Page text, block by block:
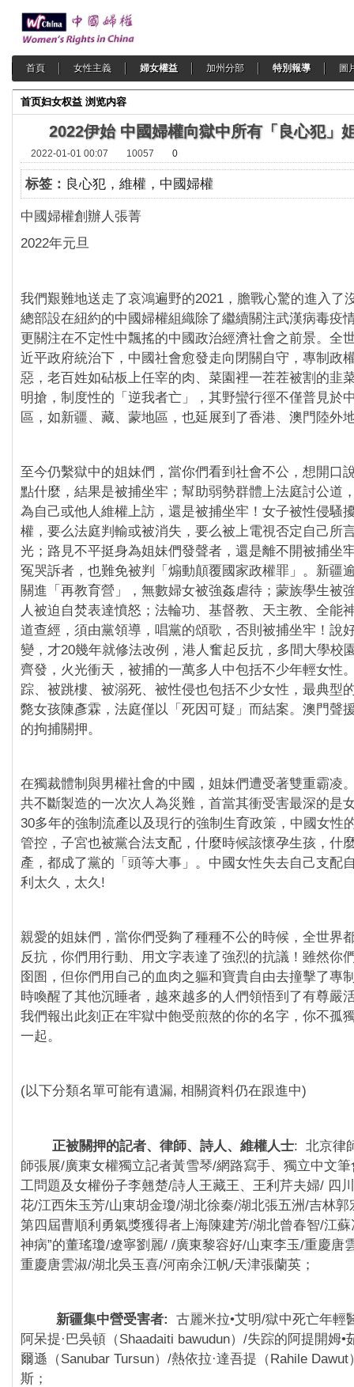
首頁 女性主義 婦女權益 加州分部 特別報導 圖
首页妇女权益 浏览内容
2022伊始 中國婦權向獄中所有「良心犯」
2022-01-01 00:07 10057 0
标签： 良心犯，維權，中國婦權
中國婦權創辦人張菁
2022年元旦
我們艱難地送走了哀鴻遍野的2021，膽戰心驚的進入了
總部設在紐約的中國婦權組織除了繼續關注武漢病毒疫
更關注在不定性中飄搖的中國政治經濟社會之前景。全
近平政府統治下，中國社會愈發走向閉關自守，專制政
惡，老百姓如砧板上任宰的肉、菜園裡一茬茬被割的韭
明搶，制度性的「逆我者亡」，其野蠻行徑不僅普見於
區，如新疆、藏、蒙地區，也延展到了香港、澳門陸外
至今仍繫獄中的姐妹們，當你們看到社會不公，想開口
點什麼，結果是被捕坐牢；幫助弱勢群體上法庭討公道
為自己或他人維權上訪，還是被捕坐牢！女子被性侵騷
權，要么法庭判輸或被消失，要么被上電視否定自己所
光；路見不平挺身為姐妹們發聲者，還是離不開被捕坐
冤哭訴者，也難免被判「煽動顛覆國家政權罪」。新疆
關進「再教育營」，無數婦女被強姦虐待；蒙族學生被
人被迫自焚表達憤怒；法輪功、基督教、天主教、全能
道查經，須由黨領導，唱黨的頌歌，否則被捕坐牢！說
變，才20幾年就修法改例，港人奮起反抗，多間大學校
齊發，火光衝天，被捕的一萬多人中包括不少年輕女性
踪、被跳樓、被溺死、被性侵也包括不少女性，最典型
斃女孩陳彥霖，法庭僅以「死因可疑」而結案。澳門聲
的拘捕關押。
在獨裁體制與男權社會的中國，姐妹們遭受著雙重霸凌
共不斷製造的一次次人為災難，首當其衝受害最深的是
30多年的強制流產以及現行的強制生育政策，中國女性
管控，子宮也被黨合法支配，什麼時候該懷孕生孩，什
產，都成了黨的「頭等大事」。中國女性失去自己支配
利太久，太久!
親愛的姐妹們，當你們受夠了種種不公的時候，全世界
反抗，你們用行動、用文字表達了強烈的抗議！雖然你
囹圄，但你們用自己的血肉之軀和寶貴自由去撞擊了專
時喚醒了其他沉睡者，越來越多的人們領悟到了有尊嚴
我們報出此刻正在牢獄中飽受煎熬的你的名字，你不孤
一起。
(以下分類名單可能有遺漏, 相關資料仍在跟進中)
正被關押的記者、律師、詩人、維權人士: 北京律
師張展/廣東女權獨立記者黃雪琴/網路寫手、獨立中文
工問題及女權份子李翹楚/詩人王藏王、王利芹夫婦/ 四
花/江西朱玉芳/山東胡金瓊/湖北徐秦/湖北張五洲/吉林
第四屆曹順利勇氣獎獲得者上海陳建芳/湖北曾春智/江蘇
神病”的董瑤瓊/遼寧劉麗/ /廣東黎容好/山東李玉/重慶唐
重慶唐雲淑/湖北吳玉喜/河南余江帆/天津張蘭英；
新疆集中營受害者:
古麗米拉•艾明/獄中死亡年輕
阿呆提·巴吳頓（Shaadaiti bawudun）/失踪的阿提開姆•
爾遜（Sanubar Tursun）/熱依拉·達吾提（Rahile Dawut
斯；